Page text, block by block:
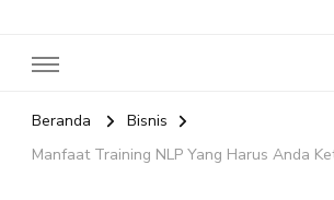
Beranda
Bisnis
Manfaat Training NLP Yang Harus Anda